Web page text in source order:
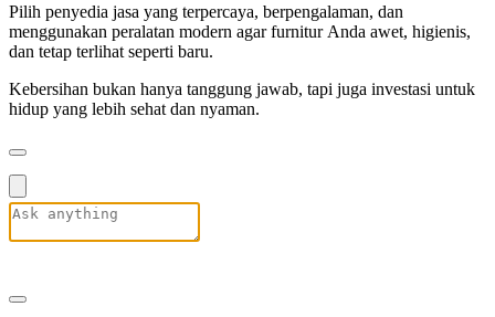
Pilih penyedia jasa yang terpercaya, berpengalaman, dan
menggunakan peralatan modern agar furnitur Anda awet, higienis,
dan tetap terlihat seperti baru.
Kebersihan bukan hanya tanggung jawab, tapi juga investasi untuk
hidup yang lebih sehat dan nyaman.